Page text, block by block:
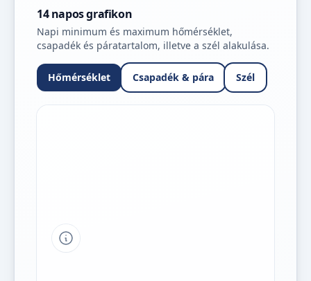
14 napos grafikon
Napi minimum és maximum hőmérséklet,
csapadék és páratartalom, illetve a szél alakulása.
Hőmérséklet Csapadék & pára Szél
Tipp a grafikon jelmagyarázatához